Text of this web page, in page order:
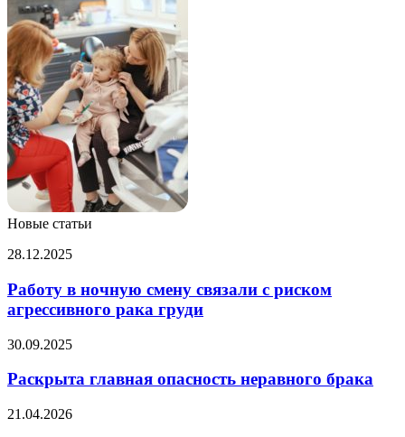
Новые статьи
Работу
ночную
смену
связали
риском
рака
28.12.2025
Работу в ночную смену связали с риском
агрессивного рака груди
Раскрыта
опасность
неравного
брака
30.09.2025
Раскрыта главная опасность неравного брака
Ученые
21.04.2026